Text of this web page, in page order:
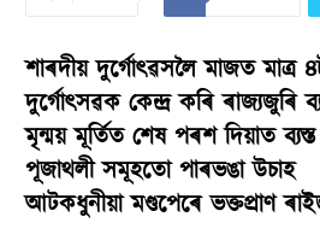
শাৰদীয় দুৰ্গোৎৱসলৈ মাজত মাত্ৰ
দুৰ্গোৎসৱক কেন্দ্ৰ কৰি ৰাজ্যজুৰি
মৃন্ময় মূৰ্তিত শেষ পৰশ দিয়াত ব্যস্ত
পূজাথলী সমূহতো পাৰভঙা উচাহ
আটকধুনীয়া মণ্ডপেৰে ভক্তপ্ৰাণ